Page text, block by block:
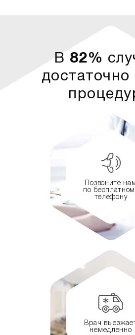
В 82%
достаточно
Позвоните нам
по
телефону
Врач
немедленно